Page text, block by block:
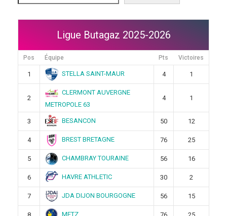
Ligue Butagaz 2025-2026
Pos Équipe Pts Victoires
1 STELLA SAINT-MAUR 4 1
2
CLERMONT AUVERGNE
METROPOLE 63
4 1
3 BESANCON 50 12
4 BREST BRETAGNE 76 25
5 CHAMBRAY TOURAINE 56 16
6 HAVRE ATHLETIC 30 2
7 JDA DIJON BOURGOGNE 56 15
METZ